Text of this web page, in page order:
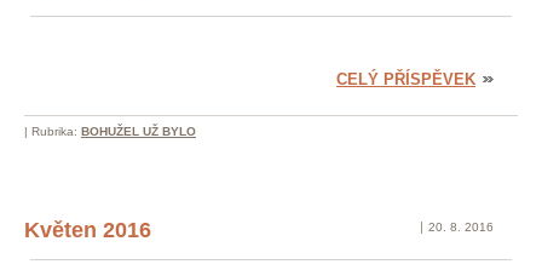
CELÝ PŘÍSPĚVEK
| Rubrika: BOHUŽEL UŽ BYLO
Květen 2016 20. 8. 2016